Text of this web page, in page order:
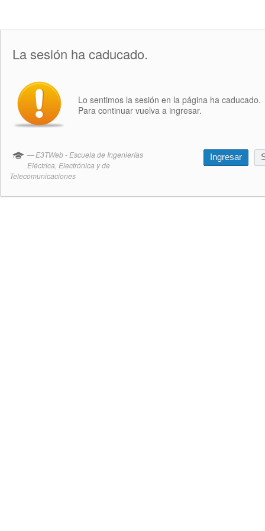
La sesión ha caducado.
Lo sentimos la sesión en la página ha caducado.
Para continuar vuelva a ingresar.
E3TWeb - Escuela de Ingenierías
Eléctrica, Electrónica y de
Telecomunicaciones
Ingresar